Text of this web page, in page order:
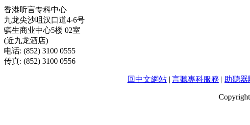
香港听言专科中心
九龙尖沙咀汉口道4-6号
骐生商业中心5楼 02室
(近九龙酒店)
电话: (852) 3100 0555
传真: (852) 3100 0556
回中文網站 | 言聽專科服務 | 助聽器